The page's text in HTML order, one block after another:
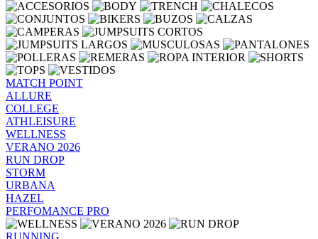
MATCH POINT
ALLURE
COLLEGE
ATHLEISURE
WELLNESS
VERANO 2026
RUN DROP
STORM
URBANA
HAZEL
PERFOMANCE PRO
RUNNING